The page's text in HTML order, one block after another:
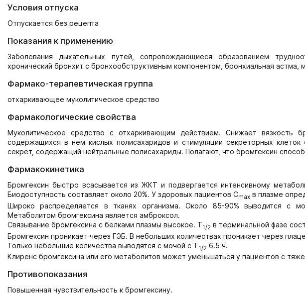
Условия отпуска
Отпускается без рецепта
Показания к применению
Заболевания дыхательных путей, сопровождающиеся образованием
хронический бронхит с бронхообструктивным компонентом, бронхиальная астма,
Фармако-терапевтическая группа
отхаркивающее муколитическое средство
Фармакологические свойства
Муколитическое средство с отхаркивающим действием. Снижает вязкость
содержащихся в нем кислых полисахаридов и стимуляции секреторных
секрет, содержащий нейтральные полисахариды. Полагают, что бромгексин
Фармакокинетика
Бромгексин быстро всасывается из ЖКТ и подвергается интенсивному
Биодоступность составляет около 20%. У здоровых пациентов Cmax в плазме
Широко распределяется в тканях организма. Около 85-90% выводится с
Метаболитом бромгексина является амброксол.
Связывание бромгексина с белками плазмы высокое. T1/2 в терминальной фазе
Бромгексин проникает через ГЭБ. В небольших количествах проникает через
Только небольшие количества выводятся с мочой с T1/2 6.5 ч.
Клиренс бромгексина или его метаболитов может уменьшаться у пациентов с
Противопоказания
Повышенная чувствительность к бромгексину.